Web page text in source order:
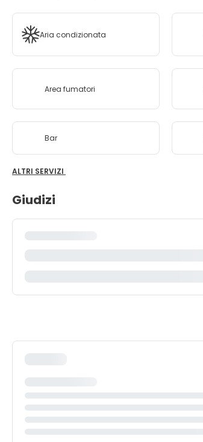
Aria condizionata
Area fumatori
Bar
ALTRI SERVIZI
Giudizi